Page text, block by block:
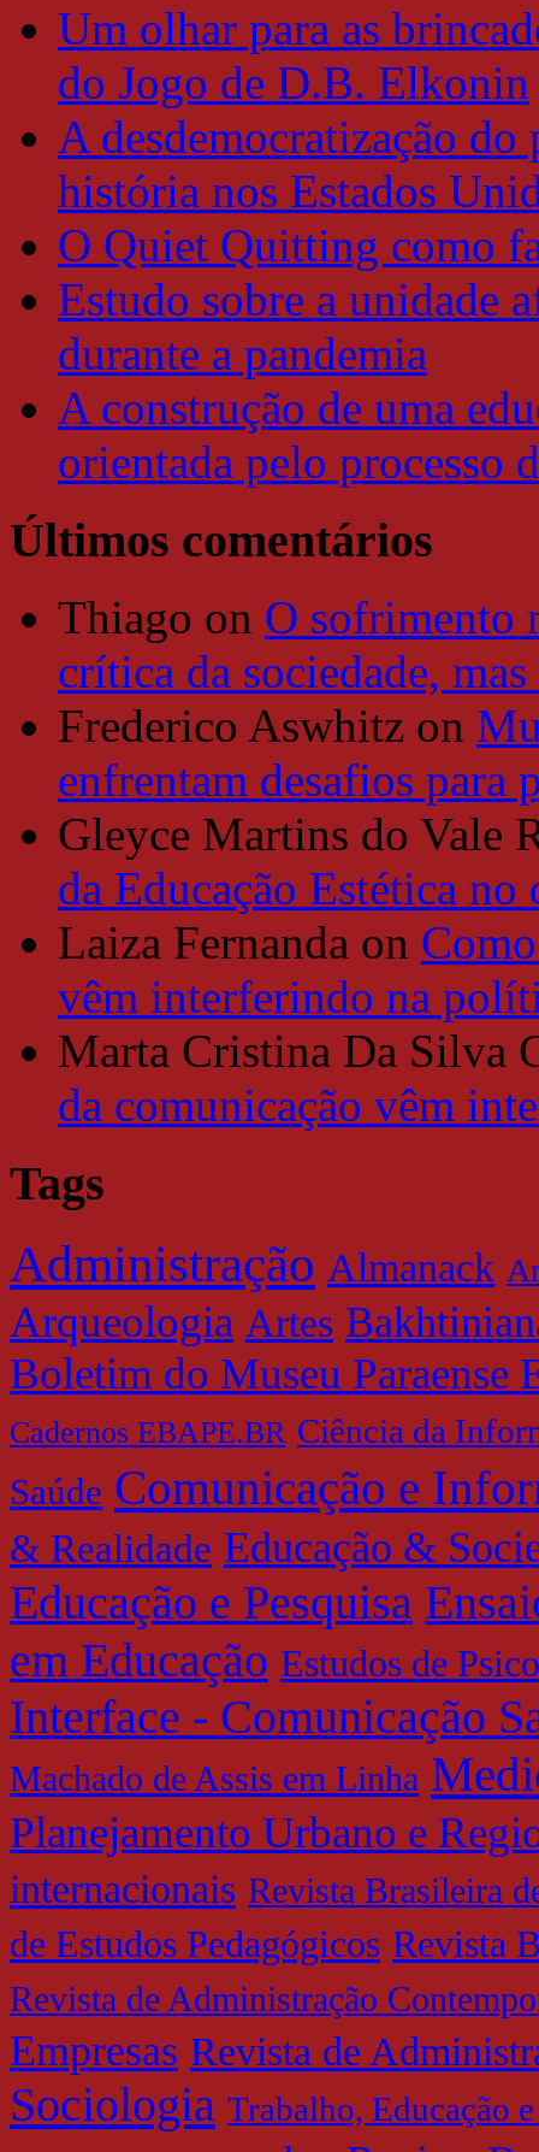
Um olhar para as
do Jogo de D.B. Elkonin
A desdemocratização do
história nos Estados
O Quiet Quitting como
Estudo sobre a unidade
durante a pandemia
A construção de uma
orientada pelo processo
Últimos comentários
Thiago on O sofrimento
crítica da sociedade,
Frederico Aswhitz on
enfrentam desafios para
Gleyce Martins do Vale
da Educação Estética
Laiza Fernanda on
vêm interferindo na
Marta Cristina Da Silva
da comunicação vêm
Tags
Administração Almanack
Arqueologia Artes
Boletim do Museu Paraense
Cadernos EBAPE.BR Ciência da
Saúde Comunicação e
& Realidade Educação &
Educação e Pesquisa
em Educação Estudos de
Interface - Comunicação
Machado de Assis em Linha
Planejamento Urbano e
internacionais Revista Brasileira
de Estudos Pedagógicos Revista
Revista de Administração
Empresas Revista de
Sociologia Trabalho, Educação